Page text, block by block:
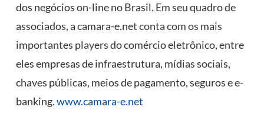
dos negócios on-line no Brasil. Em seu quadro de
associados, a camara-e.net conta com os mais
importantes players do comércio eletrônico, entre
eles empresas de infraestrutura, mídias sociais,
chaves públicas, meios de pagamento, seguros e e-
banking.www.camara-e.net